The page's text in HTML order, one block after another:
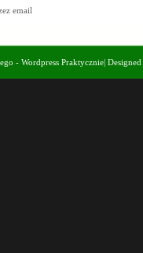
email
- Wordpress Praktycznie|